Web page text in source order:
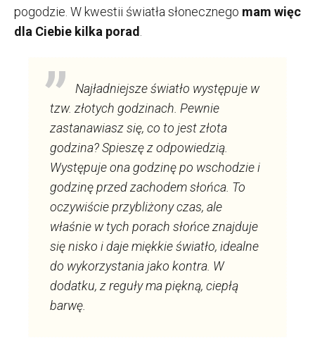
pogodzie. W kwestii światła słonecznego mam więc
dla Ciebie kilka porad
Najładniejsze światło występuje w
tzw. złotych godzinach. Pewnie
zastanawiasz się, co to jest złota
godzina? Spieszę z odpowiedzią.
Występuje ona godzinę po wschodzie i
godzinę przed zachodem słońca. To
oczywiście przybliżony czas, ale
właśnie w tych porach słońce znajduje
się nisko i daje miękkie światło, idealne
do wykorzystania jako kontra. W
dodatku, z reguły ma piękną, ciepłą
barwę.